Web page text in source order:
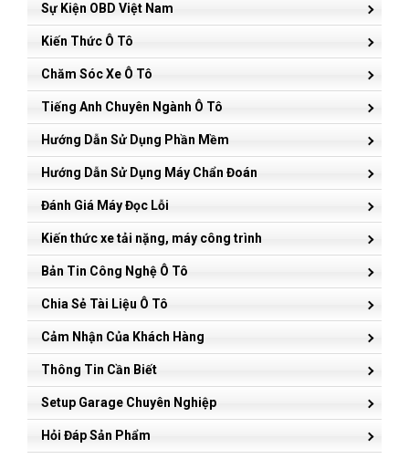
Sự Kiện OBD Việt Nam
Kiến Thức Ô Tô
Chăm Sóc Xe Ô Tô
Tiếng Anh Chuyên Ngành Ô Tô
Hướng Dẫn Sử Dụng Phần Mềm
Hướng Dẫn Sử Dụng Máy Chẩn Đoán
Đánh Giá Máy Đọc Lỗi
Kiến thức xe tải nặng, máy công trình
Bản Tin Công Nghệ Ô Tô
Chia Sẻ Tài Liệu Ô Tô
Cảm Nhận Của Khách Hàng
Thông Tin Cần Biết
Setup Garage Chuyên Nghiệp
Hỏi Đáp Sản Phẩm